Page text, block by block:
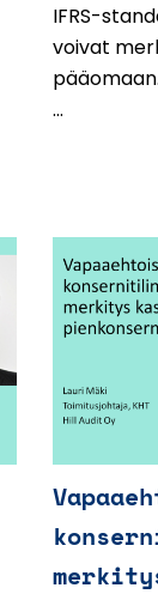
IFRS-
voivat
...